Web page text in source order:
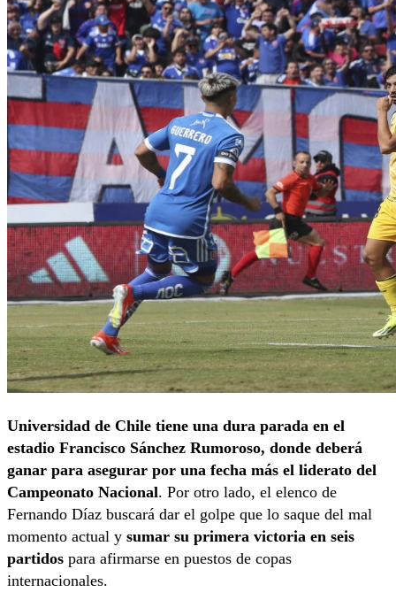
Universidad de Chile tiene una dura parada en el
estadio Francisco Sánchez Rumoroso, donde deberá
ganar para asegurar por una fecha más el liderato del
Campeonato Nacional. Por otro lado, el elenco de
Fernando Díaz buscará dar el golpe que lo saque del mal
momento actual y sumar su primera victoria en seis
partidos para afirmarse en puestos de copas
internacionales.